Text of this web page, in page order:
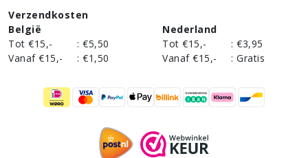
Verzendkosten
België
Tot €15,-
: €5,50
Vanaf €15,-
: €1,50
Nederland
Tot €15,-
: €3,95
Vanaf €15,-
: Gratis